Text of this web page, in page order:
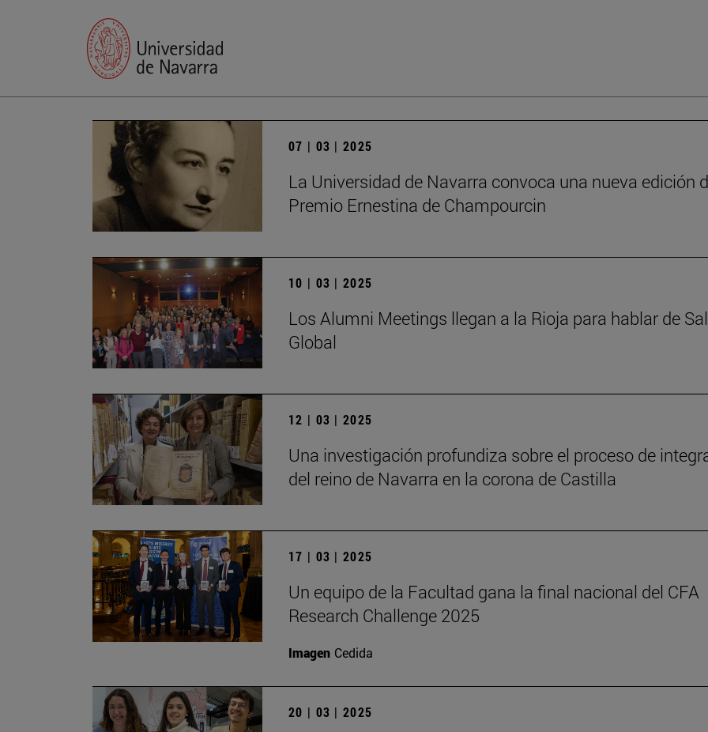
07 | 03 | 2025
La Universidad de Navarra convoca una nueva edición
Premio Ernestina de Champourcin
10 | 03 | 2025
Los Alumni Meetings llegan a la Rioja para hablar de
Global
12 | 03 | 2025
Una investigación profundiza sobre el proceso de
del reino de Navarra en la corona de Castilla
17 | 03 | 2025
Un equipo de la Facultad gana la final nacional del CFA
Research Challenge 2025
Imagen Cedida
20 | 03 | 2025